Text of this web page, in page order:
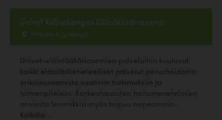
Univet Keljonkangas Eläinlääkäriasema
Pihkatie 4, Jyväskylä
Univet-eläinlääkäriasemien palveluihin kuuluvat
kaikki eläinlääketieteelliset palvelut perushoidosta
erikoisosaamista vaativiin tutkimuksiin ja
toimenpiteisiin. Korkeatasoisten hoitomenetelmien
ansiosta lemmikkisi myös toipuu nopeammin.
Kaikilla...